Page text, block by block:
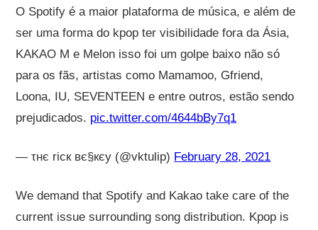
O Spotify é a maior plataforma de música, e além de
ser uma forma do kpop ter visibilidade fora da Ásia,
KAKAO M e Melon isso foi um golpe baixo não só
para os fãs, artistas como Mamamoo, Gfriend,
Loona, IU, SEVENTEEN e entre outros, estão sendo
prejudicados. pic.twitter.com/4644bBy7q1
— τнє ricк вє§кєy (@vktulip) February 28, 2021
We demand that Spotify and Kakao take care of the
current issue surrounding song distribution. Kpop is